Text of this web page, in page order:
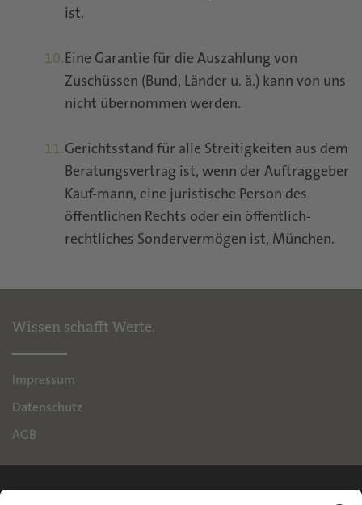
ist.
Eine Garantie für die Auszahlung von
Zuschüssen (Bund, Länder u. ä.) kann von uns
nicht übernommen werden.
Gerichtsstand für alle Streitigkeiten aus dem
Beratungsvertrag ist, wenn der Auftraggeber
Kauf-mann, eine juristische Person des
öffentlichen Rechts oder ein öffentlich-
rechtliches Sondervermögen ist, München.
Wissen schafft Werte.
Impressum
Datenschutz
AGB